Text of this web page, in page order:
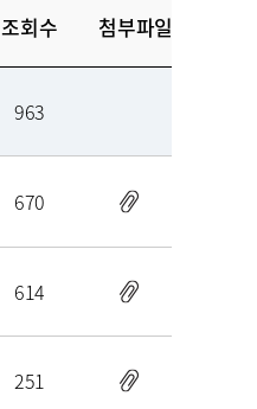
조회수 첨부파일
963
670
614
251